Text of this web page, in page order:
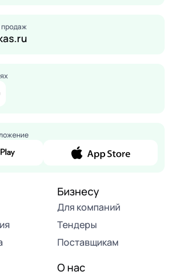
продаж
Бизнесу
Для компаний
Тендеры
Поставщикам
О нас